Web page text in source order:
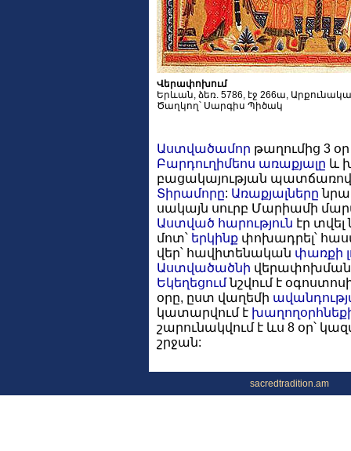
Վերափոխում
Երևան, ձեռ. 5786, էջ 266ա,
Ծաղկող՝ Սարգիս Պիծակ
Աստվածամոր թաղումից 3
Բարդուղիմեոս առաքյալը և
բացակայության պատճառով
Տիրամորը: Առաքյալները նրա
սակայն սուրբ Մարիամի
Աստված հարություն էր
մոտ՝ երկինք փոխադրել՝
վեր՝ հավիտենական փառքի
Աստվածածնի
Եկեղեցումնշվում է
օրը, ըստ վաղեմի
կատարվում է
շարունակվում է ևս 8 օր՝
շրջան:
sacredtradition.am